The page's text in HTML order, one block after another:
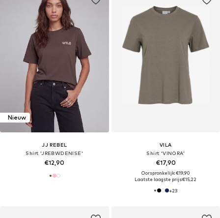
Nieuw
JJ REBEL
Shirt 'JREBWDENISE'
€12,90
VILA
Shirt 'VINORA'
€17,90
Oorspronkelijk: €19,90
Laatste laagste prijs:€15,22
+23